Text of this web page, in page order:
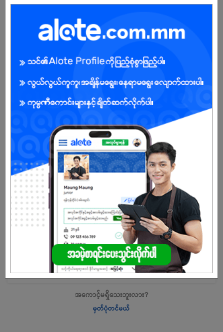
အခွင့်အရေးရှိသူ : ကျား
အလုပ်လျှောက်ရန် ဒီနေရာကို နှိပ်ပါ
အကောင့်မရှိသေးဘူးလား?
မှတ်ပုံတင်မယ်